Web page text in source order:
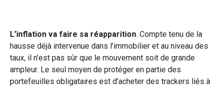
L’inflation va faire sa réapparition. Compte tenu de la
hausse déjà intervenue dans l’immobilier et au niveau des
taux, il n’est pas sûr que le mouvement soit de grande
ampleur. Le seul moyen de protéger en partie des
portefeuilles obligataires est d’acheter des trackers liés à